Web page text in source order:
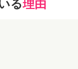
る理由